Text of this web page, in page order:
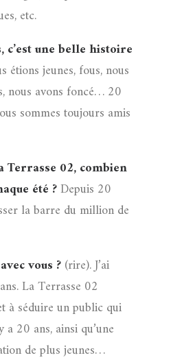
etc.
c’est une belle histoire
étions jeunes, fous, nous
nous avons foncé… 20
sommes toujours amis
Terrasse 02, combien
été ?Depuis 20
la barre du million de
vous ?(rire). J’ai
La Terrasse 02
à séduire un public qui
20 ans, ainsi qu’une
de plus jeunes…